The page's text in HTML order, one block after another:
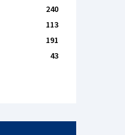
240
113
191
43